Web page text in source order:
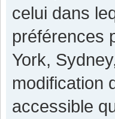
celui dans
préférences
York,
modification
accessible